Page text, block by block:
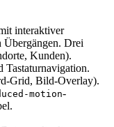
interaktiver
Übergängen. Drei
Kunden).
Grid, Bild-Overlay).
motion-